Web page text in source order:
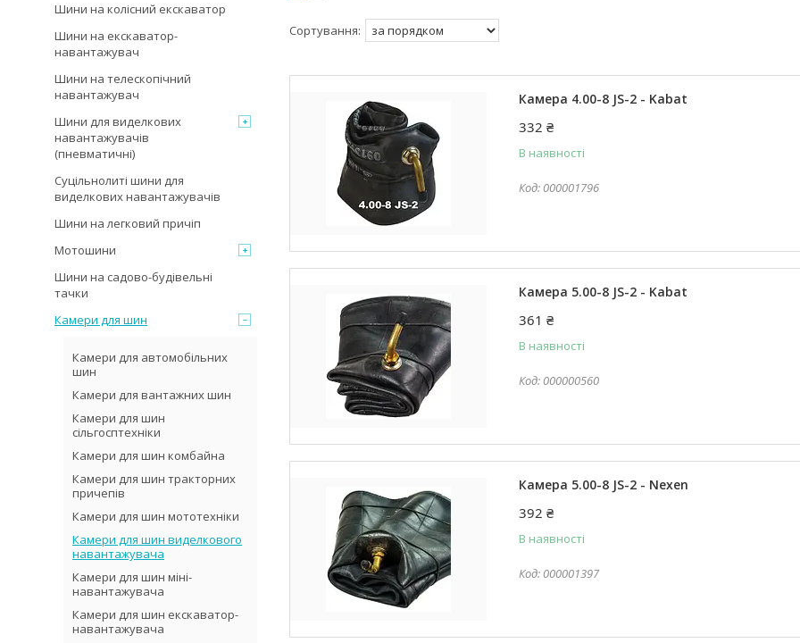
Камера 4.00-8 JS-2 - Kabat
332 ₴
В наявності
000001796
Камера 5.00-8 JS-2 - Kabat
361 ₴
В наявності
000000560
Камера 5.00-8 JS-2 - Nexen
392 ₴
В наявності
000001397
Шини на колісний екскаватор
Шини на екскаватор-
навантажувач
Шини на телескопічний
навантажувач
Шини для виделкових
навантажувачів
(пневматичні)
Суцільнолиті шини для
виделкових навантажувачів
Шини на легковий причіп
Мотошини
Шини на садово-будівельні
тачки
Камери для шин
Камери для автомобільних
шин
Камери для вантажних шин
Камери для шин
сільгосптехніки
Камери для шин комбайна
Камери для шин тракторних
причепів
Камери для шин мототехніки
Камери для шин виделкового
навантажувача
Камери для шин міні-
навантажувача
Камери для шин екскаватор-
навантажувача